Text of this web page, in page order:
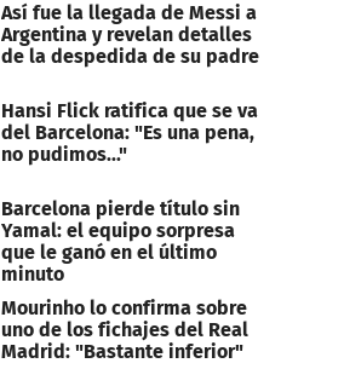
Así fue la llegada de Messi a
Argentina y revelan detalles
de la despedida de su padre
Hansi Flick ratifica que se va
del Barcelona: "Es una pena,
no pudimos..."
Barcelona pierde título sin
Yamal: el equipo sorpresa
que le ganó en el último
minuto
Mourinho lo confirma sobre
uno de los fichajes del Real
Madrid: "Bastante inferior"